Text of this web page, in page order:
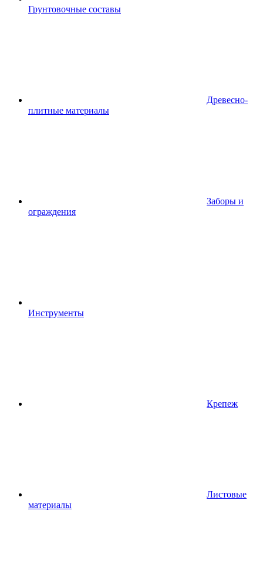
Грунтовочные составы
Древесно-
плитные материалы
Заборы и
ограждения
Инструменты
Крепеж
Листовые
материалы